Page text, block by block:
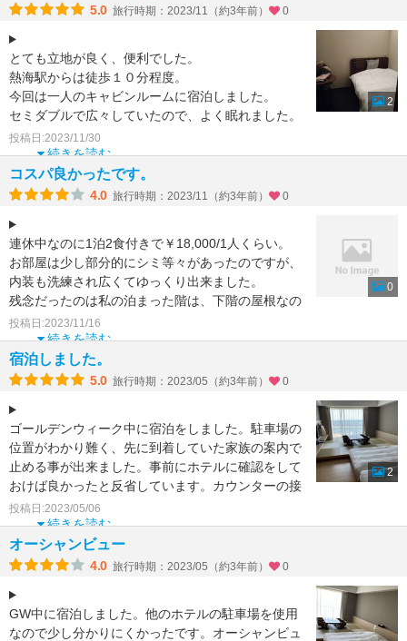
5.0 旅行時期：2023/11（約3年前） 0
とても立地が良く、便利でした。
熱海駅からは徒歩１０分程度。
今回は一人のキャビンルームに宿泊しました。
セミダブルで広々していたので、よく眠れました。
トイレが出たところにあるし、
温泉も利用続きを読む
投稿日:2023/11/30
2
コスパ良かったです。
4.0 旅行時期：2023/11（約3年前） 0
連休中なのに1泊2食付きで￥18,000/1人くらい。
お部屋は少し部分的にシミ等々があったのですが、
内装も洗練され広くてゆっくり出来ました。
残念だったのは私の泊まった階は、下階の屋根なの
かバル
続きを読む
投稿日:2023/11/16
0
宿泊しました。
5.0 旅行時期：2023/05（約3年前） 0
ゴールデンウィーク中に宿泊をしました。駐車場の
位置がわかり難く、先に到着していた家族の案内で
止める事が出来ました。事前にホテルに確認をして
おけば良かったと反省しています。カウンターの接
客はとても丁寧で
続きを読む
投稿日:2023/05/06
2
オーシャンビュー
4.0 旅行時期：2023/05（約3年前） 0
GW中に宿泊しました。他のホテルの駐車場を使用
なので少し分かりにくかったです。オーシャンビュ